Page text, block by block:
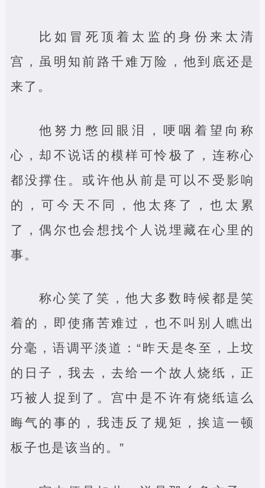
比如冒死顶着太监的身份来太清
宫，虽明知前路千难万险，他到底还是
来了。
他努力憋回眼泪，哽咽着望向称
心，却不说话的模样可怜极了，连称心
都没撑住。或许他从前是可以不受影响
的，可今天不同，他太疼了，也太累
了，偶尔也会想找个人说埋藏在心里的
事。
称心笑了笑，他大多数時候都是笑
着的，即使痛苦难过，也不叫别人瞧出
分毫，语调平淡道：“昨天是冬至，上坟
的日子，我去，去给一个故人烧纸，正
巧被人捉到了。宫中是不许有烧纸這么
晦气的事的，我违反了规矩，挨這一顿
板子也是该当的。”